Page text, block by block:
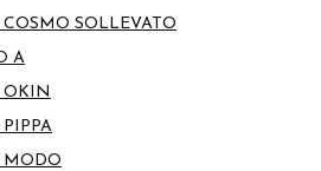
SOLLEVATO
A